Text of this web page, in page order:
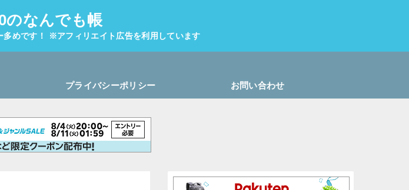
のなんでも帳
めです！ ※アフィリエイト広告を利用しています
プライバシーポリシー お問い合わせ